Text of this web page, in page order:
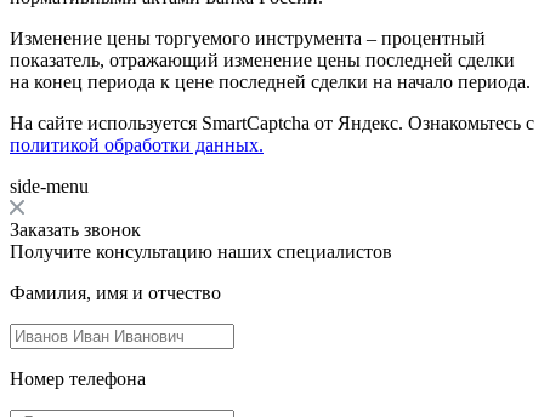
Изменение цены торгуемого инструмента – процентный
показатель, отражающий изменение цены последней сделки
на конец периода к цене последней сделки на начало периода.
На сайте используется SmartCaptcha от Яндекс. Ознакомьтесь с
политикой обработки данных.
side-menu
Заказать звонок
Получите консультацию наших специалистов
Фамилия, имя и отчество
Номер телефона